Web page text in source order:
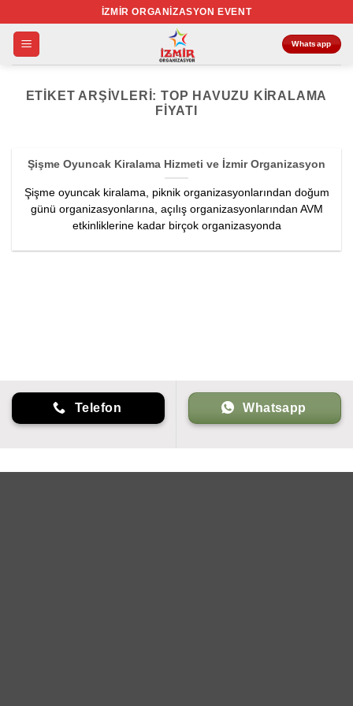
atla
İZMIR ORGANIZASYON EVENT
Whatsapp
ETIKET ARŞIVLERI:TOP HAVUZU KIRALAMA
FIYATI
Şişme Oyuncak Kiralama Hizmeti ve İzmir Organizasyon
Şişme oyuncak kiralama, piknik organizasyonlarından doğum
günü organizasyonlarına, açılış organizasyonlarından AVM
etkinliklerine kadar birçok organizasyonda
Telefon Whatsapp